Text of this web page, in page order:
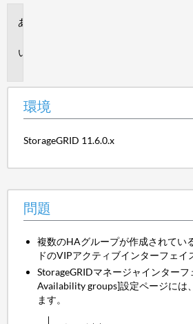
環境
StorageGRID 11.6.0.x
問題
複数のHAグループが作成されてい
ドのVIPアクティブインターフェイ
StorageGRIDマネージャインター
Availability groups]設定ページには
ます。